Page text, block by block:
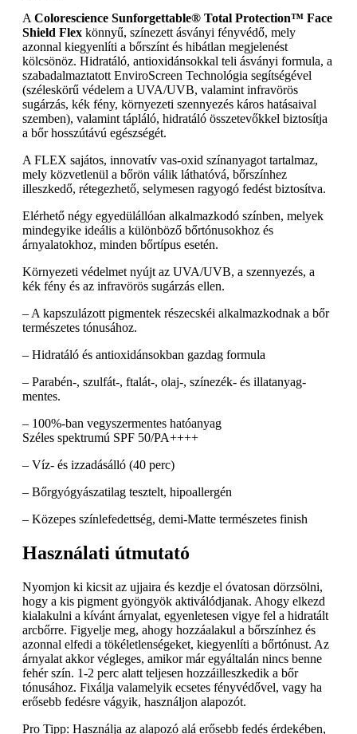
AColorescience Sunforgettable® Total Protection™ Face
Shield Flex könnyű, színezett ásványi fényvédő, mely
azonnal kiegyenlíti a bőrszínt és hibátlan megjelenést
kölcsönöz. Hidratáló, antioxidánsokkal teli ásványi formula, a
szabadalmaztatott EnviroScreen Technológia segítségével
(széleskörű védelem a UVA/UVB, valamint infravörös
sugárzás, kék fény, környezeti szennyezés káros hatásaival
szemben), valamint tápláló, hidratáló összetevőkkel biztosítja
a bőr hosszútávú egészségét.
A FLEX sajátos, innovatív vas-oxid színanyagot tartalmaz,
mely közvetlenül a bőrön válik láthatóvá, bőrszínhez
illeszkedő, rétegezhető, selymesen ragyogó fedést biztosítva.
Elérhető négy egyedülállóan alkalmazkodó színben, melyek
mindegyike ideális a különböző bőrtónusokhoz és
árnyalatokhoz, minden bőrtípus esetén.
Környezeti védelmet nyújt az UVA/UVB, a szennyezés, a
kék fény és az infravörös sugárzás ellen.
– A kapszulázott pigmentek részecskéi alkalmazkodnak a bőr
természetes tónusához.
– Hidratáló és antioxidánsokban gazdag formula
– Parabén-, szulfát-, ftalát-, olaj-, színezék- és illatanyag-
mentes.
– 100%-ban vegyszermentes hatóanyag
Széles spektrumú SPF 50/PA++++
– Víz- és izzadásálló (40 perc)
– Bőrgyógyászatilag tesztelt, hipoallergén
– Közepes színlefedettség, demi-Matte természetes finish
Használati útmutató
Nyomjon ki kicsit az ujjaira és kezdje el óvatosan dörzsölni,
hogy a kis pigment gyöngyök aktiválódjanak. Ahogy elkezd
kialakulni a kívánt árnyalat, egyenletesen vigye fel a hidratált
arcbőrre. Figyelje meg, ahogy hozzáalakul a bőrszínhez és
azonnal elfedi a tökéletlenségeket, kiegyenlíti a bőrtónust. Az
árnyalat akkor végleges, amikor már egyáltalán nincs benne
fehér szín. 1-2 perc alatt teljesen hozzáilleszkedik a bőr
tónusához. Fixálja valamelyik ecsetes fényvédővel, vagy ha
erősebb fedésre vágyik, használjon alapozót.
Pro Tipp: Használja az alapozó alá erősebb fedés érdekében,